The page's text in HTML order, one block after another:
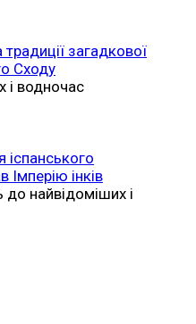
традиції загадкової
Сходу
і водночас
іспанського
Імперію інків
найвідоміших і